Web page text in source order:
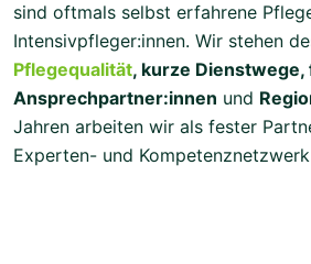
sind oftmals selbst erfahrene
Intensivpfleger:innen. Wir stehen
Pflegequalität, kurze Dienstwege,
Ansprechpartner:innen und
Jahren arbeiten wir als fester
Experten- und